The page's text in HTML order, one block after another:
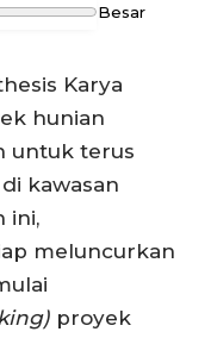
Besar
Karya
hunian
untuk terus
kawasan
ini,
meluncurkan
proyek